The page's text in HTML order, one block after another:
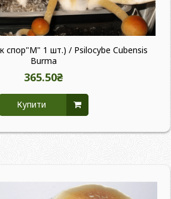
спор"M" 1 шт.) / Psilocybe Cubensis
Burma
365.50₴
Купити